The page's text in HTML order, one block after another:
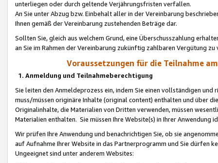
unterliegen oder durch geltende Verjährungsfristen verfallen.
An Sie unter Abzug bzw. Einbehalt aller in der Vereinbarung
Ihnen gemäß der Vereinbarung zustehenden Beträge dar.
Sollten Sie, gleich aus welchem Grund, eine Überschusszahlung
an Sie im Rahmen der Vereinbarung zukünftig zahlbaren Vergütung zu
Voraussetzungen für die Teilnahme
1. Anmeldung und Teilnahmeberechtigung
Sie leiten den Anmeldeprozess ein, indem Sie einen vollständigen
muss/müssen originäre Inhalte (original content) enthalten und über
Originalinhalte, die Materialien von Dritten verwenden, müssen
Materialien enthalten. Sie müssen Ihre Website(s) in Ihrer Anwendung
Wir prüfen Ihre Anwendung und benachrichtigen Sie, ob sie
auf Aufnahme Ihrer Website in das Partnerprogramm und Sie dürfen
Ungeeignet sind unter anderem Websites: